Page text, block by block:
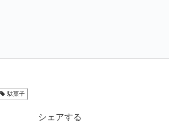
駄菓子
シェアする